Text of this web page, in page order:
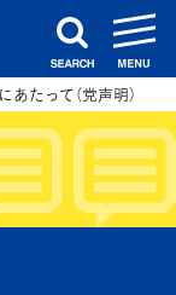
search
たって（党声明）